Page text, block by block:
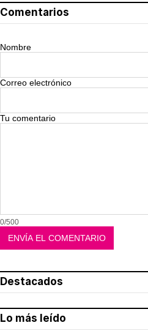
Comentarios
Nombre
Correo electrónico
Tu comentario
0/500
Destacados
Lo más leído